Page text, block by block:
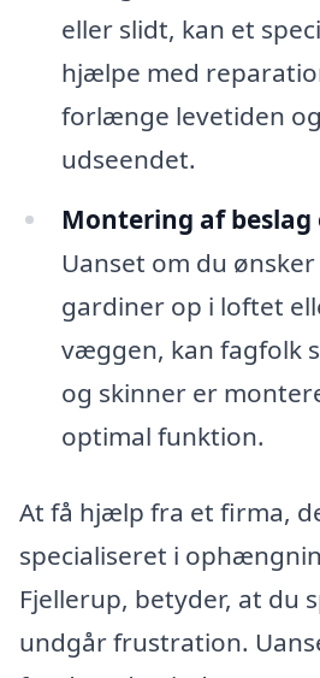
eller slidt, kan et
hjælpe med
forlænge levetiden
udseendet.
Montering af beslag
Uanset om du
gardiner op i loftet
væggen, kan fagfolk
og skinner er
optimal funktion.
At få hjælp fra et firma,
specialiseret i
Fjellerup, betyder, at du
undgår frustration.